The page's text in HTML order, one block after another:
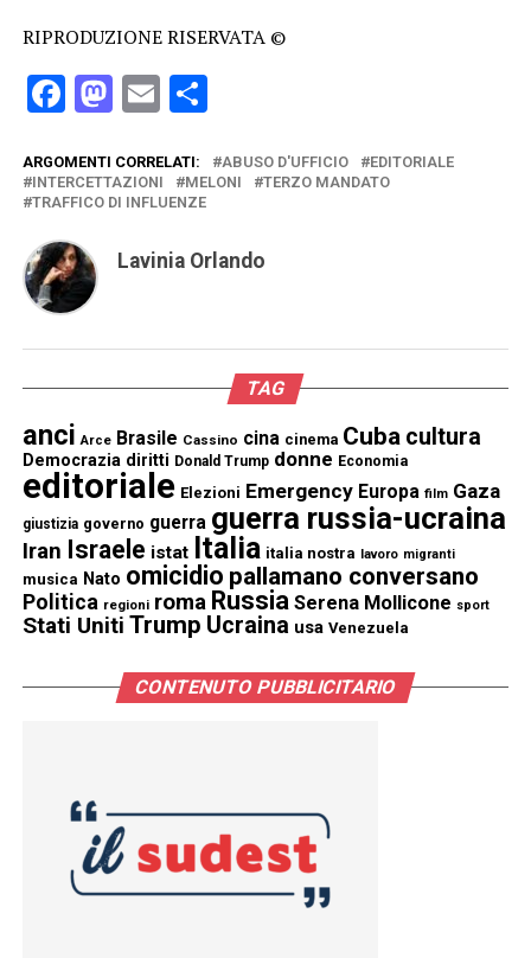
RIPRODUZIONE RISERVATA ©
Facebook
Mastodon
EmailCondividi
ARGOMENTI CORRELATI: ABUSO D'UFFICIO
EDITORIALE
INTERCETTAZIONI
MELONI
TERZO MANDATO
TRAFFICO DI INFLUENZE
Lavinia Orlando
TAG
anci Arce Brasile Cassino cina cinema Cuba cultura
Democrazia diritti Donald Trump donne Economia
editoriale Elezioni Emergency Europa film Gaza
giustizia governo guerra guerra russia-ucraina
Iran Israele istat Italia italia nostra lavoro migranti
musica Nato omicidio pallamano conversano
Politica regioni roma Russia Serena Mollicone sport
Stati Uniti Trump Ucraina usa Venezuela
CONTENUTO PUBBLICITARIO